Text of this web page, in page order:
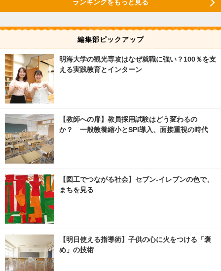
ランキングをもっと見る
編集部ピックアップ
明海大学の観光専攻はなぜ就職に強い？100％を支
える実践教育とインターン
【教師への扉】教員採用試験はどう変わるの
か？ 一般教養縮小とSPI導入、面接重視の時代
【図工でつながる社会】セブン‐イレブンの色で、
まちを見る
【明日使える指導術】子供の心に火をつける「褒
め」の技術